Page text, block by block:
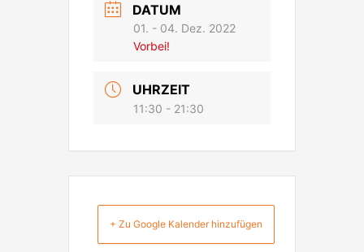
DATUM
01. - 04. Dez. 2022
Vorbei!
UHRZEIT
11:30 - 21:30
+ Zu Google Kalender hinzufügen